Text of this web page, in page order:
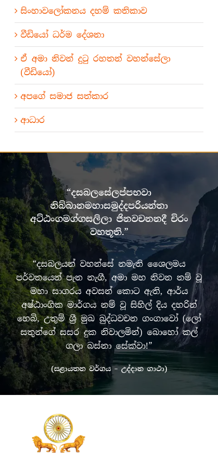
සිංහාවලෝකනය දහම් කතිකාව
වීඩියෝ ධර්ම දේශනා
ඒ අමා නිවන් දුටු රහතන් වහන්සේලා
(වීඩියෝ)
අපගේ සමාජ සත්කාර
ආධාර
“දසබලසේලප්පභවා
නිබ්බානමහාසමුද්දපරියන්තා
අට්ඨංගමග්ගසලිලා ජිනවචනනදී චිරං
වහතූති.”
“දසබලයන් වහන්සේ නමැති ශෛලමය
පර්වතයෙන් පැන නැගී, අමා මහ නිවන නම් වූ
මහා සාගරය අවසන් කොට ඇති, ආර්ය
අෂ්ඨාංගික මාර්ගය නම් වූ සිහිල් දිය දහරින්
හෙබි, උතුම් ශ්‍රී මුඛ බුද්ධවචන ගංගාවෝ (ලෝ
සතුන්ගේ සසර දුක නිවාලමින්) බොහෝ කල්
ගලා බස්නා සේක්වා!”
(සළායතන වර්ගය – උද්දාන ගාථා)